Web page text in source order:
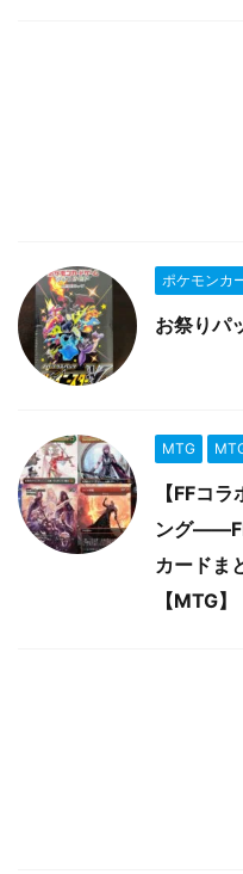
ポケモンカ
お祭りパ
MTG
【FFコ
ング
カードま
【MTG】